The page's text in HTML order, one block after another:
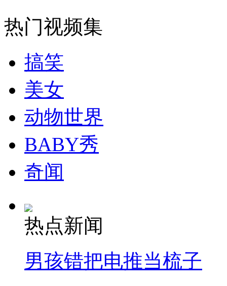
走！跟着总书记去植树
消防员救轻生者
纽约上演“枕头大战”
热门视频集
搞笑
美女
动物世界
BABY秀
奇闻
热点新闻
男孩错把电推当梳子